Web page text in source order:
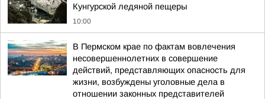
Кунгурской ледяной пещеры
10:00
В Пермском крае по фактам вовлечения
несовершеннолетних в совершение
действий, представляющих опасность для
жизни, возбуждены уголовные дела в
отношении законных представителей